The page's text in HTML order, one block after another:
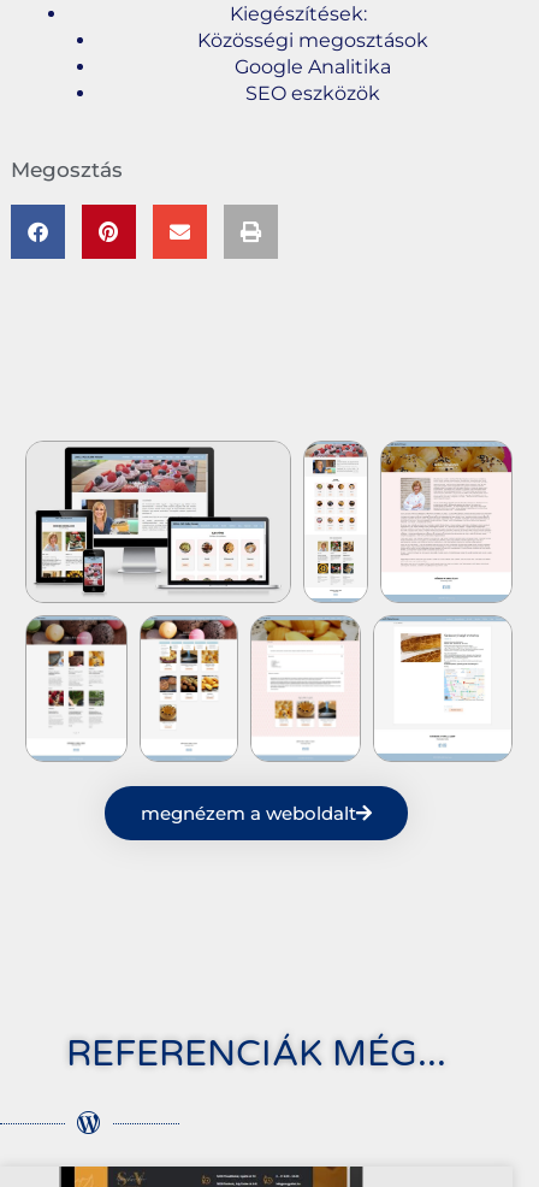
megnézem a weboldalt
Kiegészítések:
Közösségi megosztások
Google Analitika
SEO eszközök
Megosztás
REFERENCIÁK MÉG...